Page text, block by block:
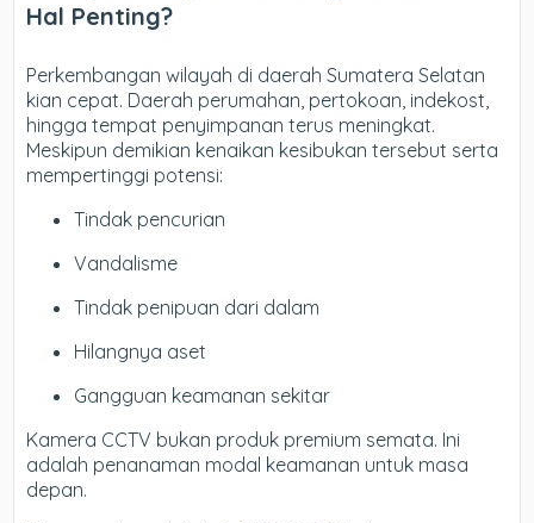
Hal Penting?
Perkembangan wilayah di daerah Sumatera Selatan
kian cepat. Daerah perumahan, pertokoan, indekost,
hingga tempat penyimpanan terus meningkat.
Meskipun demikian kenaikan kesibukan tersebut serta
mempertinggi potensi:
Tindak pencurian
Vandalisme
Tindak penipuan dari dalam
Hilangnya aset
Gangguan keamanan sekitar
Kamera CCTV bukan produk premium semata. Ini
adalah penanaman modal keamanan untuk masa
depan.